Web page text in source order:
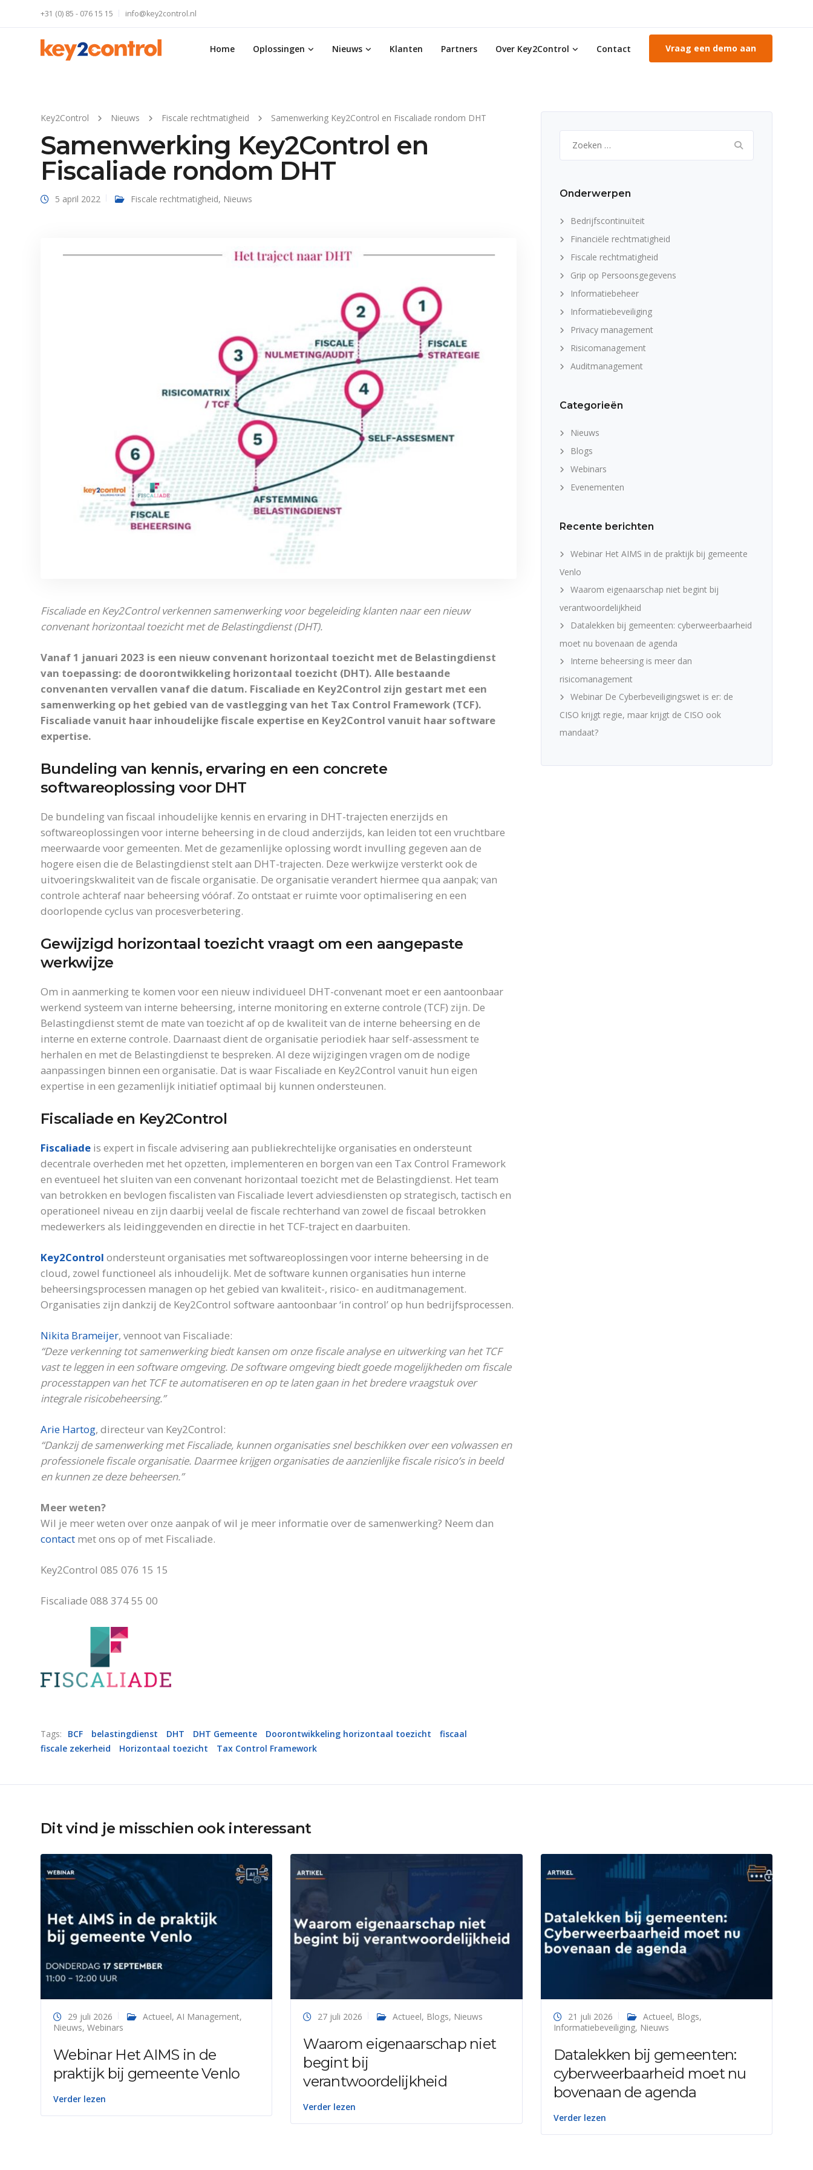
+31 (0) 85 - 076 15 15 info@key2control.nl
Home Oplossingen Nieuws Klanten Partners Over Key2Control Contact Vraag een demo aan
Key2Control Nieuws Fiscale rechtmatigheid Samenwerking Key2Control en Fiscaliade rondom DHT
Samenwerking Key2Control en
Fiscaliade rondom DHT
5 april 2022 Fiscale rechtmatigheid, Nieuws
Fiscaliade en Key2Control verkennen samenwerking voor begeleiding klanten naar een nieuw
convenant horizontaal toezicht met de Belastingdienst (DHT).
Vanaf 1 januari 2023 is een nieuw convenant horizontaal toezicht met de Belastingdienst
van toepassing: de doorontwikkeling horizontaal toezicht (DHT). Alle bestaande
convenanten vervallen vanaf die datum. Fiscaliade en Key2Control zijn gestart met een
samenwerking op het gebied van de vastlegging van het Tax Control Framework (TCF).
Fiscaliade vanuit haar inhoudelijke fiscale expertise en Key2Control vanuit haar software
expertise.
Bundeling van kennis, ervaring en een concrete
softwareoplossing voor DHT
De bundeling van fiscaal inhoudelijke kennis en ervaring in DHT-trajecten enerzijds en
softwareoplossingen voor interne beheersing in de cloud anderzijds, kan leiden tot een vruchtbare
meerwaarde voor gemeenten. Met de gezamenlijke oplossing wordt invulling gegeven aan de
hogere eisen die de Belastingdienst stelt aan DHT-trajecten. Deze werkwijze versterkt ook de
uitvoeringskwaliteit van de fiscale organisatie. De organisatie verandert hiermee qua aanpak; van
controle achteraf naar beheersing vóóraf. Zo ontstaat er ruimte voor optimalisering en een
doorlopende cyclus van procesverbetering.
Gewijzigd horizontaal toezicht vraagt om een aangepaste
werkwijze
Om in aanmerking te komen voor een nieuw individueel DHT-convenant moet er een aantoonbaar
werkend systeem van interne beheersing, interne monitoring en externe controle (TCF) zijn. De
Belastingdienst stemt de mate van toezicht af op de kwaliteit van de interne beheersing en de
interne en externe controle. Daarnaast dient de organisatie periodiek haar self-assessment te
herhalen en met de Belastingdienst te bespreken. Al deze wijzigingen vragen om de nodige
aanpassingen binnen een organisatie. Dat is waar Fiscaliade en Key2Control vanuit hun eigen
expertise in een gezamenlijk initiatief optimaal bij kunnen ondersteunen.
Fiscaliade en Key2Control
Fiscaliade is expert in fiscale advisering aan publiekrechtelijke organisaties en ondersteunt
decentrale overheden met het opzetten, implementeren en borgen van een Tax Control Framework
en eventueel het sluiten van een convenant horizontaal toezicht met de Belastingdienst. Het team
van betrokken en bevlogen fiscalisten van Fiscaliade levert adviesdiensten op strategisch, tactisch en
operationeel niveau en zijn daarbij veelal de fiscale rechterhand van zowel de fiscaal betrokken
medewerkers als leidinggevenden en directie in het TCF-traject en daarbuiten.
Key2Control ondersteunt organisaties met softwareoplossingen voor interne beheersing in de
cloud, zowel functioneel als inhoudelijk. Met de software kunnen organisaties hun interne
beheersingsprocessen managen op het gebied van kwaliteit-, risico- en auditmanagement.
Organisaties zijn dankzij de Key2Control software aantoonbaar ‘in control’ op hun bedrijfsprocessen.
Nikita Brameijer, vennoot van Fiscaliade:
“Deze verkenning tot samenwerking biedt kansen om onze fiscale analyse en uitwerking van het TCF
vast te leggen in een software omgeving. De software omgeving biedt goede mogelijkheden om fiscale
processtappen van het TCF te automatiseren en op te laten gaan in het bredere vraagstuk over
integrale risicobeheersing.”
Arie Hartog, directeur van Key2Control:
“Dankzij de samenwerking met Fiscaliade, kunnen organisaties snel beschikken over een volwassen en
professionele fiscale organisatie. Daarmee krijgen organisaties de aanzienlijke fiscale risico’s in beeld
en kunnen ze deze beheersen.”
Meer weten?
Wil je meer weten over onze aanpak of wil je meer informatie over de samenwerking? Neem dan
contact met ons op of met Fiscaliade.
Key2Control 085 076 15 15
Fiscaliade 088 374 55 00
Tags: BCF belastingdienst DHT DHT Gemeente Doorontwikkeling horizontaal toezicht
fiscaal
fiscale zekerheid
Horizontaal toezicht Tax Control Framework
naar:
Onderwerpen
Bedrijfscontinuïteit
Financiële rechtmatigheid
Fiscale rechtmatigheid
Grip op Persoonsgegevens
Informatiebeheer
Informatiebeveiliging
Privacy management
Risicomanagement
Auditmanagement
Categorieën
Nieuws
Blogs
Webinars
Evenementen
Recente berichten
Webinar Het AIMS in de praktijk bij gemeente
Venlo
Waarom eigenaarschap niet begint bij
verantwoordelijkheid
Datalekken bij gemeenten: cyberweerbaarheid
moet nu bovenaan de agenda
Interne beheersing is meer dan
risicomanagement
Webinar De Cyberbeveiligingswet is er: de
CISO krijgt regie, maar krijgt de CISO ook
mandaat?
Dit vind je misschien ook interessant
29 juli 2026 Actueel, AI Management,
Nieuws, Webinars
Webinar Het AIMS in de
praktijk bij gemeente Venlo
Verder lezen
27 juli 2026 Actueel, Blogs, Nieuws
Waarom eigenaarschap niet
begint bij
verantwoordelijkheid
Verder lezen
21 juli 2026 Actueel, Blogs,
Informatiebeveiliging, Nieuws
Datalekken bij gemeenten:
cyberweerbaarheid moet nu
bovenaan de agenda
Verder lezen